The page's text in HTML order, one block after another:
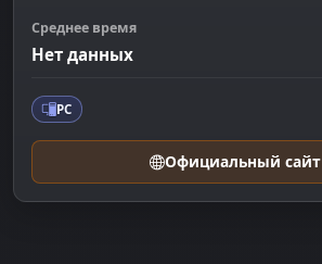
Среднее время
Нет данных
PC
Официальный сайт